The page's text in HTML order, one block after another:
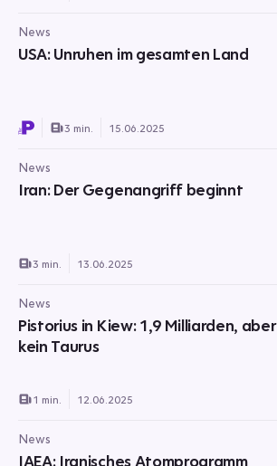
News
USA: Unruhen im gesamten Land
3 min. 15.06.2025
News
Iran: Der Gegenangriff beginnt
3 min. 13.06.2025
News
Pistorius in Kiew: 1,9 Milliarden, aber
kein Taurus
1 min. 12.06.2025
News
IAEA: Iranisches Atomprogramm